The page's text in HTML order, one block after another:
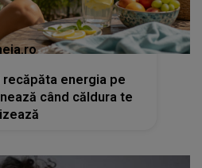
energia pe
când căldura te